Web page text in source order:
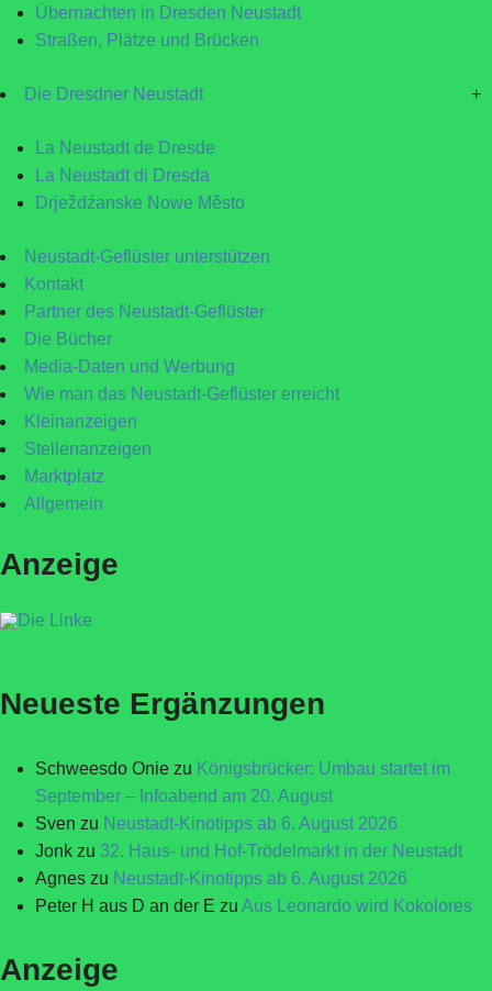
Übernachten in Dresden Neustadt
Straßen, Plätze und Brücken
Die Dresdner Neustadt +
La Neustadt de Dresde
La Neustadt di Dresda
Drježdźanske Nowe Město
Neustadt-Geflüster unterstützen
Kontakt
Partner des Neustadt-Geflüster
Die Bücher
Media-Daten und Werbung
Wie man das Neustadt-Geflüster erreicht
Kleinanzeigen
Stellenanzeigen
Marktplatz
Allgemein
Anzeige
Neueste Ergänzungen
Schweesdo Onie zu Königsbrücker: Umbau startet im
September – Infoabend am 20. August
Sven zu Neustadt-Kinotipps ab 6. August 2026
Jonk zu 32. Haus- und Hof-Trödelmarkt in der Neustadt
Agnes zu Neustadt-Kinotipps ab 6. August 2026
Peter H aus D an der E zu Aus Leonardo wird Kokolores
Anzeige